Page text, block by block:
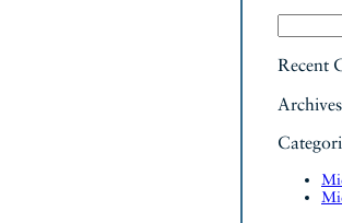
for:
Recent
Archives